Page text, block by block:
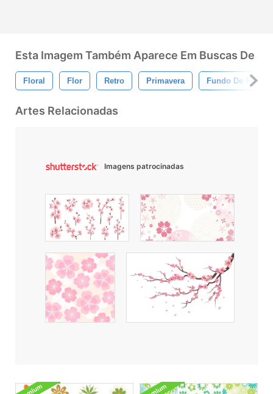
Esta Imagem Também Aparece Em Buscas De
Floral Flor Retro Primavera Fundo De Flores
Artes Relacionadas
Imagens patrocinadas